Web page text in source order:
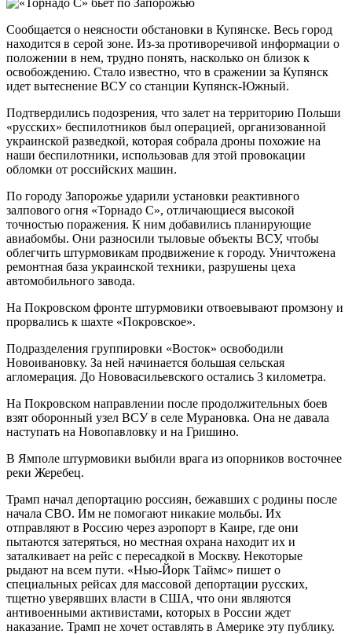
Сообщается о неясности обстановки в Купянске. Весь город
находится в серой зоне. Из-за противоречивой информации о
положении в нем, трудно понять, насколько он близок к
освобождению. Стало известно, что в сражении за Купянск
идет вытеснение ВСУ со станции Купянск-Южный.
Подтвердились подозрения, что залет на территорию Польши
«русских» беспилотников был операцией, организованной
украинской разведкой, которая собрала дроны похожие на
наши беспилотники, использовав для этой провокации
обломки от российских машин.
По городу Запорожье ударили установки реактивного
залпового огня «Торнадо С», отличающиеся высокой
точностью поражения. К ним добавились планирующие
авиабомбы. Они разносили тыловые объекты ВСУ, чтобы
облегчить штурмовикам продвижение к городу. Уничтожена
ремонтная база украинской техники, разрушены цеха
автомобильного завода.
На Покровском фронте штурмовики отвоевывают промзону и
прорвались к шахте «Покровское».
Подразделения группировки «Восток» освободили
Новоивановку. За ней начинается большая сельская
агломерация. До Нововасильевского остались 3 километра.
На Покровском направлении после продолжительных боев
взят оборонный узел ВСУ в селе Мурановка. Она не давала
наступать на Новопавловку и на Гришино.
В Ямполе штурмовики выбили врага из опорников восточнее
реки Жеребец.
Трамп начал депортацию россиян, бежавших с родины после
начала СВО. Им не помогают никакие мольбы. Их
отправляют в Россию через аэропорт в Каире, где они
пытаются затеряться, но местная охрана находит их и
заталкивает на рейс с пересадкой в Москву. Некоторые
рыдают на всем пути. «Нью-Йорк Таймс» пишет о
специальных рейсах для массовой депортации русских,
тщетно уверявших власти в США, что они являются
антивоенными активистами, которых в России ждет
наказание. Трамп не хочет оставлять в Америке эту публику.